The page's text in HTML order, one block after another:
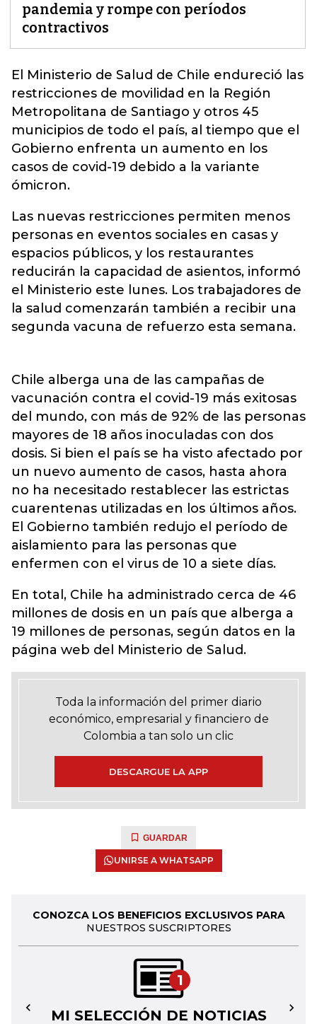
pandemia y rompe con períodos
contractivos
El Ministerio de Salud de Chile endureció las
restricciones de movilidad en la Región
Metropolitana de Santiago y otros 45
municipios de todo el país, al tiempo que el
Gobierno enfrenta un aumento en los
casos de covid-19 debido a la variante
ómicron.
Las nuevas restricciones permiten menos
personas en eventos sociales en casas y
espacios públicos, y los restaurantes
reducirán la capacidad de asientos, informó
el Ministerio este lunes. Los trabajadores de
la salud comenzarán también a recibir una
segunda vacuna de refuerzo esta semana.
Chile alberga una de las campañas de
vacunación contra el covid-19 más exitosas
del mundo, con más de 92% de las personas
mayores de 18 años inoculadas con dos
dosis. Si bien el país se ha visto afectado por
un nuevo aumento de casos, hasta ahora
no ha necesitado restablecer las estrictas
cuarentenas utilizadas en los últimos años.
El Gobierno también redujo el período de
aislamiento para las personas que
enfermen con el virus de 10 a siete días.
En total, Chile ha administrado cerca de 46
millones de dosis en un país que alberga a
19 millones de personas, según datos en la
página web del Ministerio de Salud.
Toda la información del primer diario
económico, empresarial y financiero de
Colombia a tan solo un clic
DESCARGUE LA APP
GUARDAR
UNIRSE A WHATSAPP
CONOZCA LOS BENEFICIOS EXCLUSIVOS PARA
NUESTROS SUSCRIPTORES
1
MI SELECCIÓN DE NOTICIAS
← →